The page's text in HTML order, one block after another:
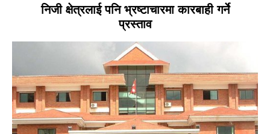
निजी क्षेत्रलाई पनि भ्रष्टाचारमा कारबाही गर्ने
प्रस्ताव